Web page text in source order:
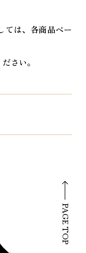
ては、各商品ペー
さい。
PAGE TOP